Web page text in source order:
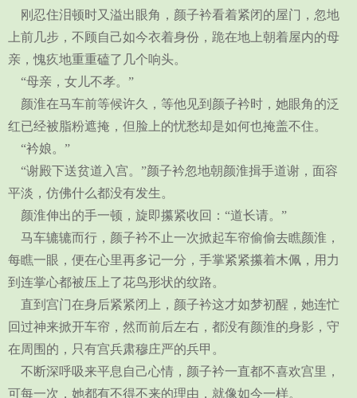
刚忍住泪顿时又溢出眼角，颜子衿看着紧闭的屋门，忽地
上前几步，不顾自己如今衣着身份，跪在地上朝着屋内的母
亲，愧疚地重重磕了几个响头。
“母亲，女儿不孝。”
颜淮在马车前等候许久，等他见到颜子衿时，她眼角的泛
红已经被脂粉遮掩，但脸上的忧愁却是如何也掩盖不住。
“衿娘。”
“谢殿下送贫道入宫。”颜子衿忽地朝颜淮揖手道谢，面容
平淡，仿佛什么都没有发生。
颜淮伸出的手一顿，旋即攥紧收回：“道长请。”
马车辘辘而行，颜子衿不止一次掀起车帘偷偷去瞧颜淮，
每瞧一眼，便在心里再多记一分，手掌紧紧攥着木佩，用力
到连掌心都被压上了花鸟形状的纹路。
直到宫门在身后紧紧闭上，颜子衿这才如梦初醒，她连忙
回过神来掀开车帘，然而前后左右，都没有颜淮的身影，守
在周围的，只有宫兵肃穆庄严的兵甲。
不断深呼吸来平息自己心情，颜子衿一直都不喜欢宫里，
可每一次，她都有不得不来的理由，就像如今一样。